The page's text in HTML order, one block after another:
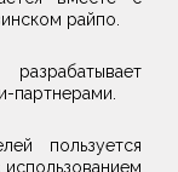
райпо.
партнерами.
пользуется